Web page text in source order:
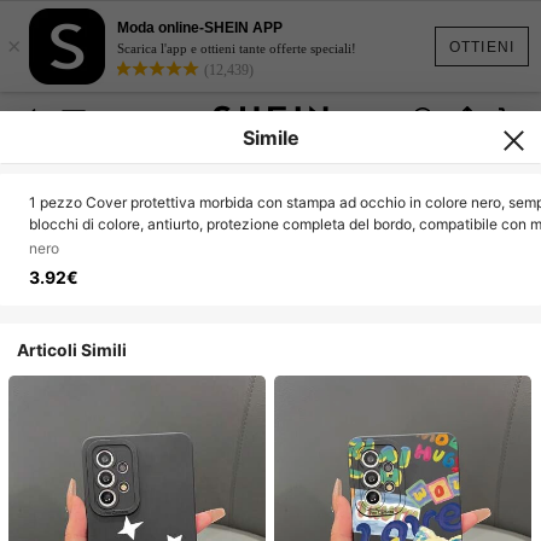
OTTIENI
×
Moda online-SHEIN APP
Scarica l'app e ottieni tante offerte speciali!
(12,439)
Simile
1 pezzo Cover protettiva morbida con stampa ad occhio in colore nero,
blocchi di colore, antiurto, protezione completa del bordo, compatibile con
11/12/13/14/6/6s/6plus/7/8/Se/7plus/8plus/X/Xs
Max/Xr/11pro/12pro/13pro/14pro/12mini/13mini/11promax/12promax/
nero
3.92€
Articoli Simili